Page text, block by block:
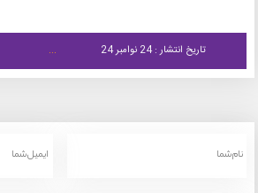
تاریخ انتشار : 24 نوامبر 24